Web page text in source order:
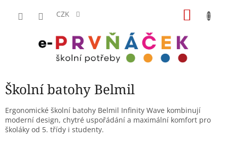
CZK
Školní batohy Belmil
Ergonomické školní batohy Belmil Infinity Wave kombinují
moderní design, chytré uspořádání a maximální komfort pro
školáky od 5. třídy i studenty.